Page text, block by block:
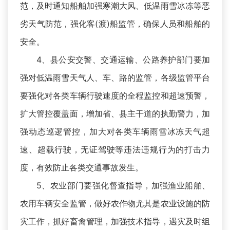
范，及时通知船舶加强寒潮大风、低温雨雪冰冻等恶
劣天气防范，强化客(渡)船监管，确保人员和船舶的
安全。
4、县公安交警、交通运输、公路养护部门要加
强对低温雨雪天气人、车、路的监管，各级监管平台
要强化对各类车辆行驶速度的全程监控和超速预警，
扩大管控覆盖面，增加省、县主干道的执勤警力，加
强动态巡逻管控，加大对各类车辆雨雪冰冻天气超
速、超载行驶，无证驾驶等违法违规行为的打击力
度，有效防止各类交通事故发生。
5、农业部门要强化督查指导，加强渔业船舶、
农用车辆安全监管，做好农作物尤其是农业设施的防
灾工作，抓好畜禽管理，加强技术指导，遇灾及时组